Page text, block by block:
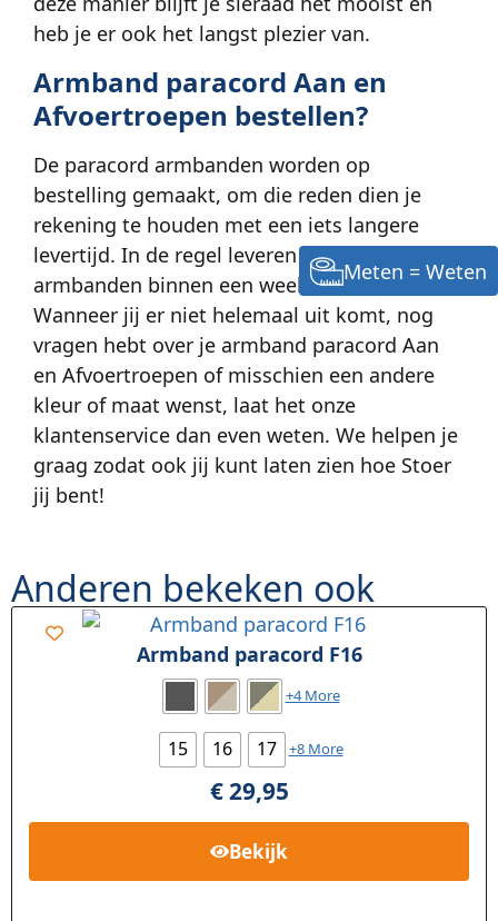
heb je er ook het langst plezier van.
Armband paracord Aan en
Afvoertroepen bestellen?
De paracord armbanden worden op
bestelling gemaakt, om die reden dien je
rekening te houden met een iets langere
levertijd. In de regel leveren we de
armbanden binnen een week uit.
Wanneer jij er niet helemaal uit komt, nog
vragen hebt over je armband paracord Aan
en Afvoertroepen of misschien een andere
kleur of maat wenst, laat het onze
klantenservice dan even weten. We helpen je
graag zodat ook jij kunt laten zien hoe Stoer
jij bent!
Anderen bekeken ook
Armband paracord F16
+4 More
15 16 17 +8 More
€29,95
Bekijk
Meten = Weten